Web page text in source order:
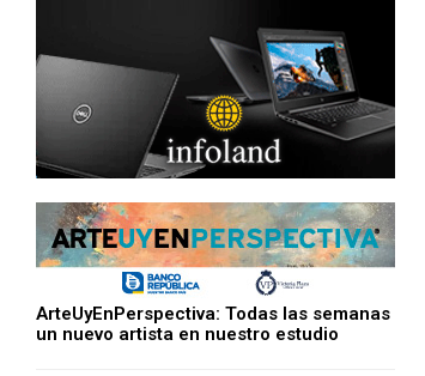
ArteUyEnPerspectiva: Todas las semanas
un nuevo artista en nuestro estudio